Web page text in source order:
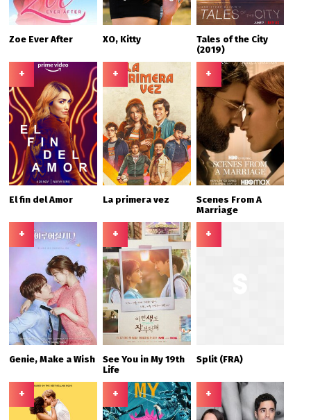
Zoe Ever After XO, Kitty
Tales of the City
(2019)
+
El fin del Amor
+
La primera vez
+
Scenes From A
Marriage
+
Genie, Make a Wish
+
See You in My 19th
Life
+
Split (FRA)
+ + +